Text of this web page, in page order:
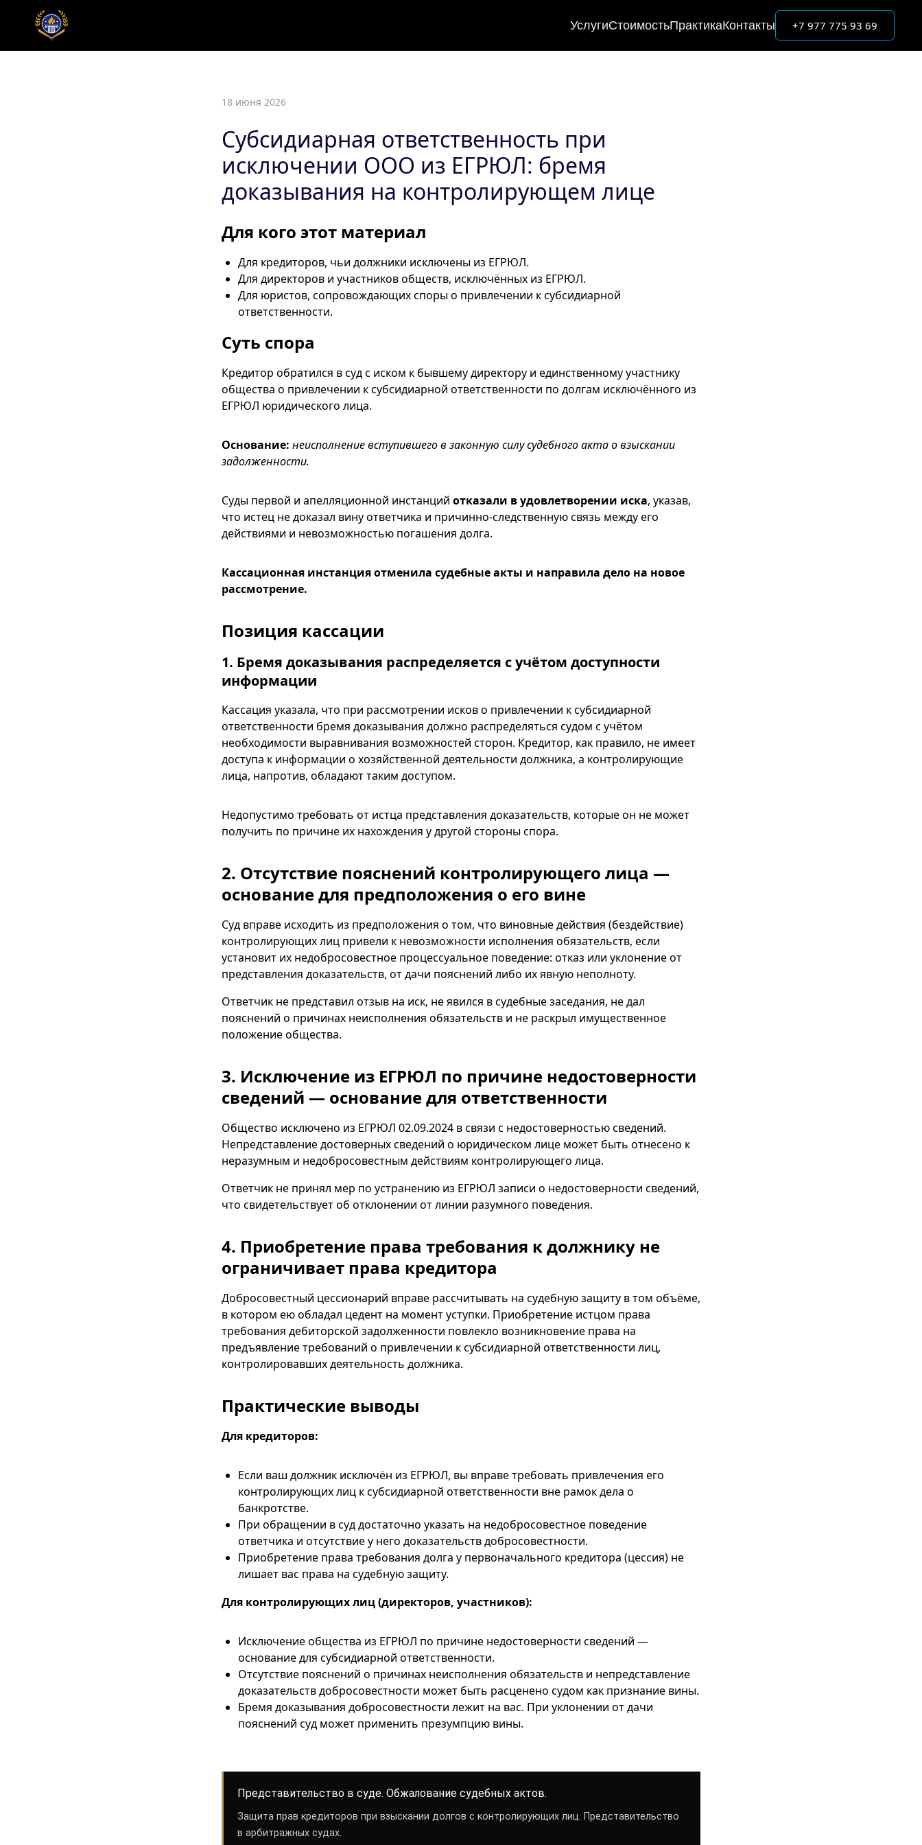
УслугиСтоимостьПрактикаКонтакты +7 977 775 93 69
18 июня 2026
Субсидиарная ответственность при
исключении ООО из ЕГРЮЛ: бремя
доказывания на контролирующем лице
Для кого этот материал
Для кредиторов, чьи должники исключены из ЕГРЮЛ.
Для директоров и участников обществ, исключённых из ЕГРЮЛ.
Для юристов, сопровождающих споры о привлечении к субсидиарной
ответственности.
Суть спора
Кредитор обратился в суд с иском к бывшему директору и единственному участнику
общества о привлечении к субсидиарной ответственности по долгам исключённого из
ЕГРЮЛ юридического лица.
Основание: неисполнение вступившего в законную силу судебного акта о взыскании
задолженности.
Суды первой и апелляционной инстанций отказали в удовлетворении иска, указав,
что истец не доказал вину ответчика и причинно-следственную связь между его
действиями и невозможностью погашения долга.
Кассационная инстанция отменила судебные акты и направила дело на новое
рассмотрение.
Позиция кассации
1. Бремя доказывания распределяется с учётом доступности
информации
Кассация указала, что при рассмотрении исков о привлечении к субсидиарной
ответственности бремя доказывания должно распределяться судом с учётом
необходимости выравнивания возможностей сторон. Кредитор, как правило, не имеет
доступа к информации о хозяйственной деятельности должника, а контролирующие
лица, напротив, обладают таким доступом.
Недопустимо требовать от истца представления доказательств, которые он не может
получить по причине их нахождения у другой стороны спора.
2. Отсутствие пояснений контролирующего лица —
основание для предположения о его вине
Суд вправе исходить из предположения о том, что виновные действия (бездействие)
контролирующих лиц привели к невозможности исполнения обязательств, если
установит их недобросовестное процессуальное поведение: отказ или уклонение от
представления доказательств, от дачи пояснений либо их явную неполноту.
Ответчик не представил отзыв на иск, не явился в судебные заседания, не дал
пояснений о причинах неисполнения обязательств и не раскрыл имущественное
положение общества.
3. Исключение из ЕГРЮЛ по причине недостоверности
сведений — основание для ответственности
Общество исключено из ЕГРЮЛ 02.09.2024 в связи с недостоверностью сведений.
Непредставление достоверных сведений о юридическом лице может быть отнесено к
неразумным и недобросовестным действиям контролирующего лица.
Ответчик не принял мер по устранению из ЕГРЮЛ записи о недостоверности сведений,
что свидетельствует об отклонении от линии разумного поведения.
4. Приобретение права требования к должнику не
ограничивает права кредитора
Добросовестный цессионарий вправе рассчитывать на судебную защиту в том объёме,
в котором ею обладал цедент на момент уступки. Приобретение истцом права
требования дебиторской задолженности повлекло возникновение права на
предъявление требований о привлечении к субсидиарной ответственности лиц,
контролировавших деятельность должника.
Практические выводы
Для кредиторов:
Если ваш должник исключён из ЕГРЮЛ, вы вправе требовать привлечения его
контролирующих лиц к субсидиарной ответственности вне рамок дела о
банкротстве.
При обращении в суд достаточно указать на недобросовестное поведение
ответчика и отсутствие у него доказательств добросовестности.
Приобретение права требования долга у первоначального кредитора (цессия) не
лишает вас права на судебную защиту.
Для контролирующих лиц (директоров, участников):
Исключение общества из ЕГРЮЛ по причине недостоверности сведений —
основание для субсидиарной ответственности.
Отсутствие пояснений о причинах неисполнения обязательств и непредставление
доказательств добросовестности может быть расценено судом как признание вины.
Бремя доказывания добросовестности лежит на вас. При уклонении от дачи
пояснений суд может применить презумпцию вины.
Представительство в суде. Обжалование судебных актов.
Защита прав кредиторов при взыскании долгов с контролирующих лиц. Представительство
в арбитражных судах.